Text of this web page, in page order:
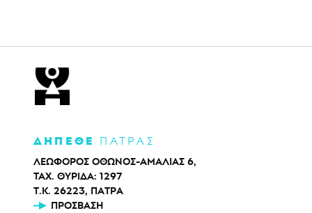
ΔΗΠΕΘΕ ΠΑΤΡΑΣ
ΛΕΩΦΟΡΟΣ ΟΘΩΝΟΣ-ΑΜΑΛΙΑΣ 6,
ΤΑΧ. ΘΥΡΙΔΑ: 1297
Τ.Κ. 26223, ΠΑΤΡΑ
ΠΡΌΣΒΑΣΗ